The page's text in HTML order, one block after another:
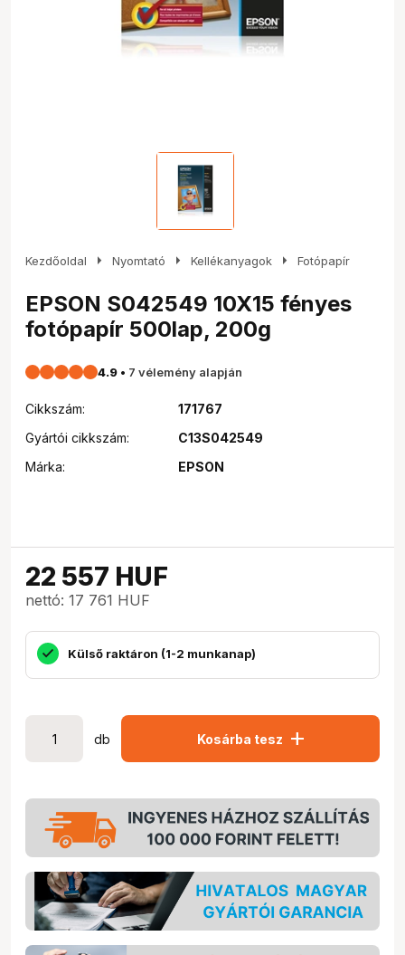
Kezdőoldal arrow_right Nyomtató arrow_right Kellékanyagok arrow_right Fotópapír
EPSON S042549 10X15 fényes
fotópapír 500lap, 200g
4.9 • 7 vélemény alapján
Cikkszám:
171767
Gyártói cikkszám:
C13S042549
Márka:
EPSON
22 557 HUF
nettó: 17 761 HUF
Külső raktáron (1-2 munkanap)
db Kosárba tesz add